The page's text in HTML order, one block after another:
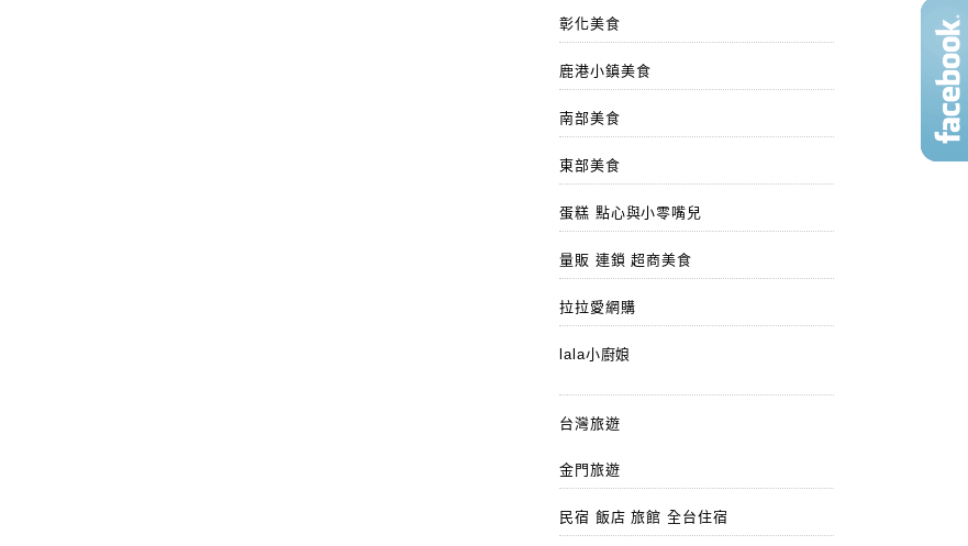
彰化美食
鹿港小鎮美食
南部美食
東部美食
蛋糕 點心與小零嘴兒
量販 連鎖 超商美食
拉拉愛網購
lala小廚娘
台灣旅遊
金門旅遊
民宿 飯店 旅館 全台住宿